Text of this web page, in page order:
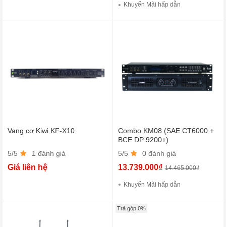
Khuyến Mãi hấp dẫn
Vang cơ Kiwi KF-X10
5/5 1 đánh giá
Giá liên hệ
Combo KM08 (SAE CT6000 +
BCE DP 9200+)
5/5
0 đánh giá
13.739.000₫ 14.465.000₫
Khuyến Mãi hấp dẫn
Trả góp 0%